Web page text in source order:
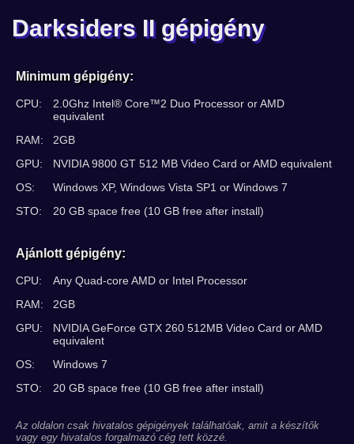
Darksiders II gépigény
Minimum gépigény:
CPU:
2.0Ghz Intel® Core™2 Duo Processor or AMD
equivalent
RAM:
2GB
GPU:
NVIDIA 9800 GT 512 MB Video Card or AMD equivalent
OS:
Windows XP, Windows Vista SP1 or Windows 7
STO:
20 GB space free (10 GB free after install)
Ajánlott gépigény:
CPU:
Any Quad-core AMD or Intel Processor
RAM:
2GB
GPU:
NVIDIA GeForce GTX 260 512MB Video Card or AMD
equivalent
OS:
Windows 7
STO:
20 GB space free (10 GB free after install)
Az oldalon csak hivatalos gépigények találhatóak, amit a készítők
vagy egy hivatalos forgalmazó cég tett közzé.